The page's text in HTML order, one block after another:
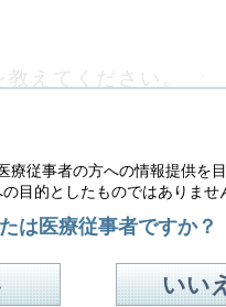
えてください。
針(小)の直径や全長
教えてください。
療従事者の方への情報提供を
目的としたものではありませ
は医療従事者ですか？
いい